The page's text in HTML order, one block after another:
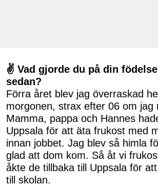
✌ Vad gjorde du på din
sedan?
Förra året blev jag överraskad
morgonen, strax efter 06 om jag
Mamma, pappa och Hannes
Uppsala för att äta frukost med
innan jobbet. Jag blev så himla
glad att dom kom. Så åt vi
åkte de tillbaka till Uppsala för
till skolan.